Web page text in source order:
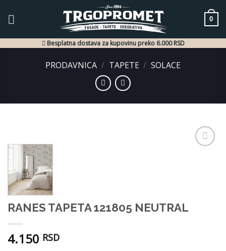
0
Besplatna dostava za kupovinu preko 6.000 RSD
PRODAVNICA / TAPETE / SOLACE
RANES TAPETA 121805 NEUTRAL
4.150 RSD